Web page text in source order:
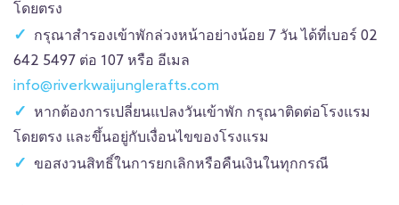
โดยตรง
กรุณาสำรองเข้าพักล่วงหน้าอย่างน้อย 7 วัน ได้ที่เบอร์ 02
642 5497 ต่อ 107 หรือ อีเมล
info@riverkwaijunglerafts.com
หากต้องการเปลี่ยนแปลงวันเข้าพัก กรุณาติดต่อโรงแรม
โดยตรง และขึ้นอยู่กับเงื่อนไขของโรงแรม
ขอสงวนสิทธิ์ในการยกเลิกหรือคืนเงินในทุกกรณี